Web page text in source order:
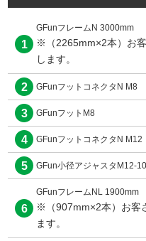
1
GFunフレームN 3000mm
※（2265mm×2本）お
します。
2 GFunフットコネクタN M8
3 GFunフットM8
4 GFunフットコネクタN M12
5 GFun小径アジャスタM12-
6
GFunフレームNL 1900mm
※（907mm×2本）お客
ます。